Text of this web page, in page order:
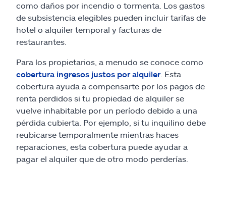
como daños por incendio o tormenta. Los gastos
de subsistencia elegibles pueden incluir tarifas de
hotel o alquiler temporal y facturas de
restaurantes.
Para los propietarios, a menudo se conoce como
cobertura ingresos justos por alquiler. Esta
cobertura ayuda a compensarte por los pagos de
renta perdidos si tu propiedad de alquiler se
vuelve inhabitable por un período debido a una
pérdida cubierta. Por ejemplo, si tu inquilino debe
reubicarse temporalmente mientras haces
reparaciones, esta cobertura puede ayudar a
pagar el alquiler que de otro modo perderías.